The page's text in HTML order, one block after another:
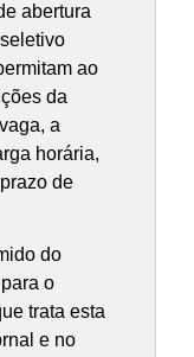
abertura
ao
da
a
horária,
de
do
o
trata esta
e no